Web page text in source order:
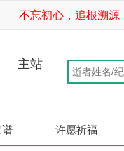
不忘初心，追根溯源
主站
谱 许愿祈福